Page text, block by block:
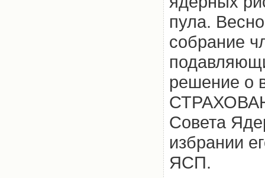
пула.
собрание
решение о
Совета
избрании
ЯСП.